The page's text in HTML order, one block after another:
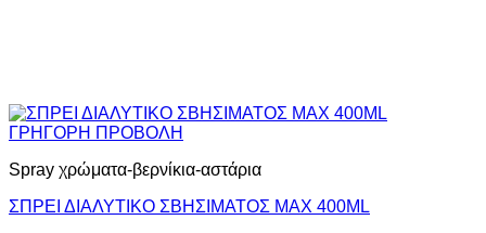
ΓΡΗΓΟΡΗ ΠΡΟΒΟΛΗ
Spray χρώματα-βερνίκια-αστάρια
ΣΠΡΕΙ ΔΙΑΛΥΤΙΚΟ ΣΒΗΣΙΜΑΤΟΣ ΜΑΧ 400ΜL